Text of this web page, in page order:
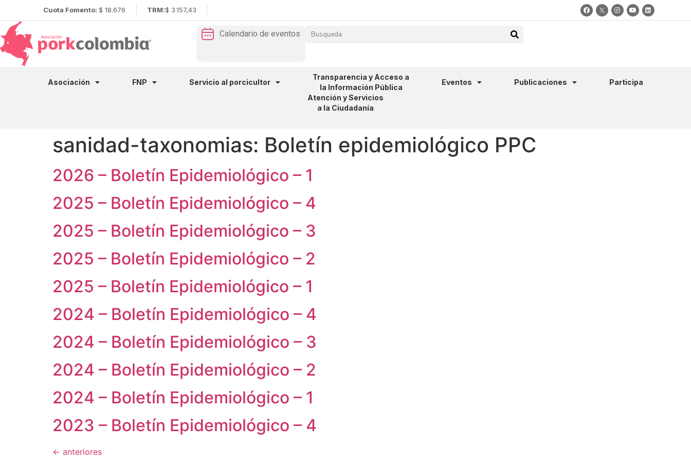
Cuota Fomento: $ 18.676 TRM:$ 3.157,43
Calendario de eventos
Asociación FNP Servicio al porcicultor
Transparencia y Acceso a
la Información Pública
Eventos Publicaciones
Participa
Atención y Servicios
a la Ciudadanía
sanidad-taxonomias: Boletín epidemiológico PPC
2026 – Boletín Epidemiológico – 1
2025 – Boletín Epidemiológico – 4
2025 – Boletín Epidemiológico – 3
2025 – Boletín Epidemiológico – 2
2025 – Boletín Epidemiológico – 1
2024 – Boletín Epidemiológico – 4
2024 – Boletín Epidemiológico – 3
2024 – Boletín Epidemiológico – 2
2024 – Boletín Epidemiológico – 1
2023 – Boletín Epidemiológico – 4
← anteriores